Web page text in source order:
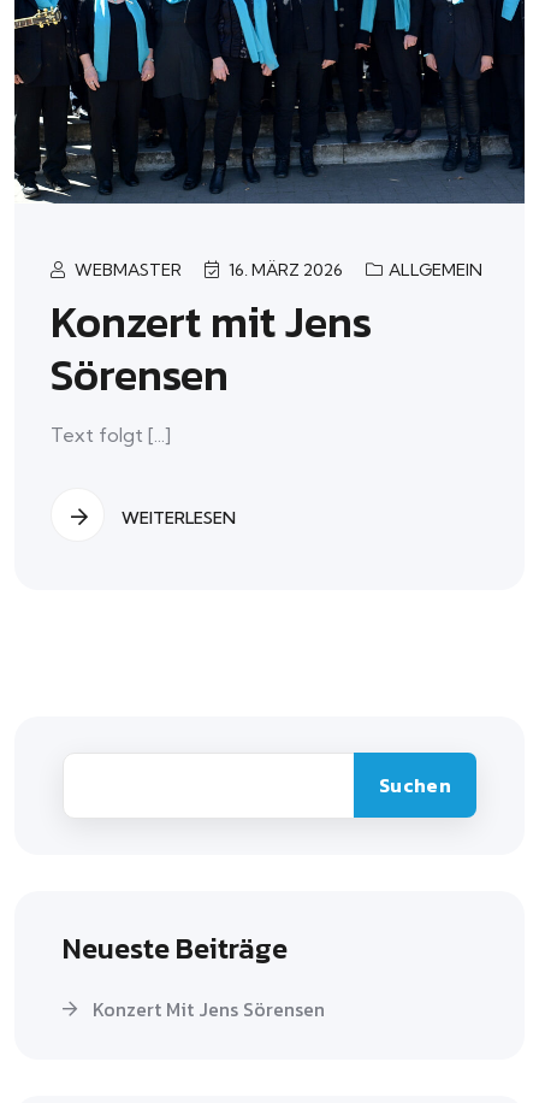
WEBMASTER 16. MÄRZ 2026 ALLGEMEIN
Konzert mit Jens
Sörensen
Text folgt [...]
WEITERLESEN
Suchen
Neueste Beiträge
Konzert Mit Jens Sörensen